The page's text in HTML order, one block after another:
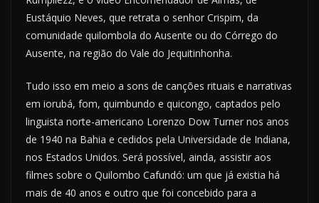
Eustáquio Neves, que retrata o senhor Crispim, da
comunidade quilombola do Ausente ou do Córrego do
Ausente, na região do Vale do Jequitinhonha.
Tudo isso em meio a sons de canções rituais e narrativas
em iorubá, fom, quimbundo e quicongo, captados pelo
linguista norte-americano Lorenzo Dow Turner nos anos
de 1940 na Bahia e cedidos pela Universidade de Indiana,
nos Estados Unidos. Será possível, ainda, assistir aos
filmes sobre o Quilombo Cafundó: um que já existia há
mais de 40 anos e outro que foi concebido para a